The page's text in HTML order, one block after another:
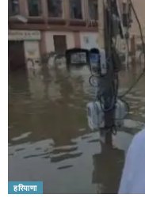
हरियाणा